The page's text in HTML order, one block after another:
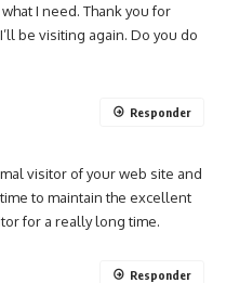
I need. Thank you for
be visiting again. Do you do
visitor of your web site and
to maintain the excellent
for a really long time.
Responder
Responder